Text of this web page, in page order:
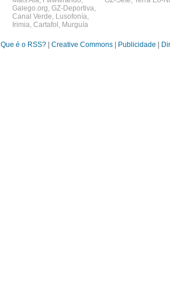
Galego.org, GZ-Deportiva,
Canal Verde, Lusofonía,
Irimia, Cartafol , Murguía
Que é o RSS? Creative Commons Publicidade